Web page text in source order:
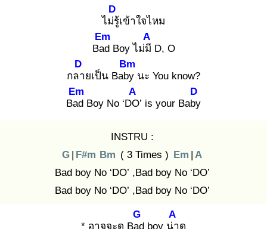
ไม่รู้
D
เข้าใจไหม
Bad
Em
Boy ไม่มี
A
D, O
กลา
D
ยเป็น Baby
Bm
นะ You know?
Bad
Em
Boy No ‘DO
A
’ is your Baby
D
INSTRU :
G | F#m Bm ( 3 Times ) Em | A
Bad boy No ‘DO’ ,Bad boy No ‘DO’
Bad boy No ‘DO’ ,Bad boy No ‘DO’
* อาจจะดู Bad
G
boy น่า
A
ดู